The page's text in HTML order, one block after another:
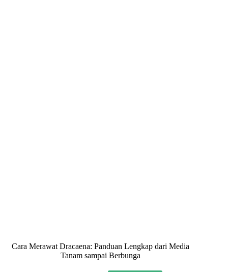
Cara Merawat Dracaena: Panduan Lengkap dari Media
Tanam sampai Berbunga